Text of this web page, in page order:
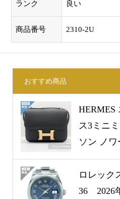
ランク 良い
商品番号 2310-2U
おすすめ商品
HERMES
ス3ミニ
ソン ノ
金具 W刻
68U)
ロレック
36 2026